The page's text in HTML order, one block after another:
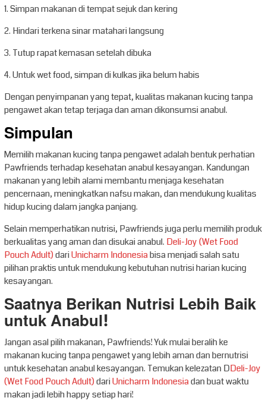
1. Simpan makanan di tempat sejuk dan kering
2. Hindari terkena sinar matahari langsung
3. Tutup rapat kemasan setelah dibuka
4. Untuk wet food, simpan di kulkas jika belum habis
Dengan penyimpanan yang tepat, kualitas makanan kucing tanpa
pengawet akan tetap terjaga dan aman dikonsumsi anabul.
Simpulan
Memilih makanan kucing tanpa pengawet adalah bentuk perhatian
Pawfriends terhadap kesehatan anabul kesayangan. Kandungan
makanan yang lebih alami membantu menjaga kesehatan
pencernaan, meningkatkan nafsu makan, dan mendukung kualitas
hidup kucing dalam jangka panjang.
Selain memperhatikan nutrisi, Pawfriends juga perlu memilih produk
berkualitas yang aman dan disukai anabul. Deli-Joy (Wet Food
Pouch Adult)dariUnicharm Indonesiabisa menjadi salah satu
pilihan praktis untuk mendukung kebutuhan nutrisi harian kucing
kesayangan.
Saatnya Berikan Nutrisi Lebih Baik
untuk Anabul!
Jangan asal pilih makanan, Pawfriends! Yuk mulai beralih ke
makanan kucing tanpa pengawet yang lebih aman dan bernutrisi
untuk kesehatan anabul kesayangan. Temukan kelezatan DDeli-Joy
(Wet Food Pouch Adult)dariUnicharm Indonesiadan buat waktu
makan jadi lebih happy setiap hari!